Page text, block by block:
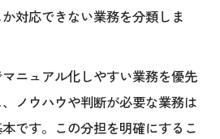
対応できない業務を分類しま
ニュアル化しやすい業務を優先
ノウハウや判断が必要な業務は
です。この分担を明確にするこ